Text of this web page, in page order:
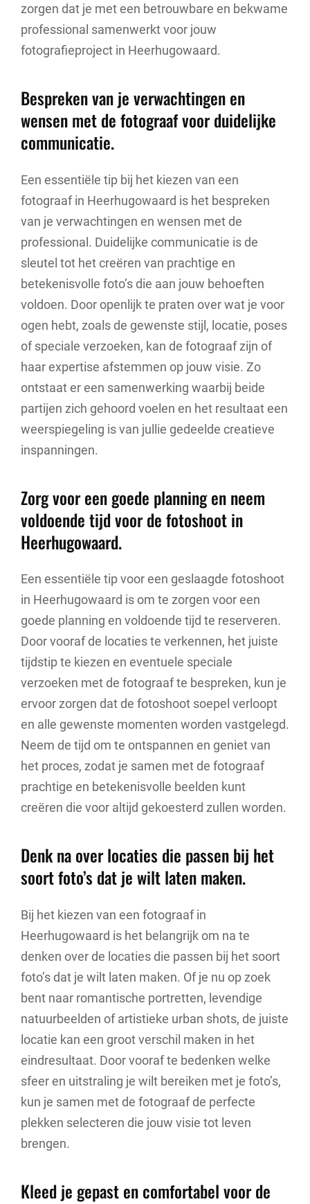
zorgen dat je met een betrouwbare en bekwame
professional samenwerkt voor jouw
fotografieproject in Heerhugowaard.
Bespreken van je verwachtingen en
wensen met de fotograaf voor duidelijke
communicatie.
Een essentiële tip bij het kiezen van een
fotograaf in Heerhugowaard is het bespreken
van je verwachtingen en wensen met de
professional. Duidelijke communicatie is de
sleutel tot het creëren van prachtige en
betekenisvolle foto’s die aan jouw behoeften
voldoen. Door openlijk te praten over wat je voor
ogen hebt, zoals de gewenste stijl, locatie, poses
of speciale verzoeken, kan de fotograaf zijn of
haar expertise afstemmen op jouw visie. Zo
ontstaat er een samenwerking waarbij beide
partijen zich gehoord voelen en het resultaat een
weerspiegeling is van jullie gedeelde creatieve
inspanningen.
Zorg voor een goede planning en neem
voldoende tijd voor de fotoshoot in
Heerhugowaard.
Een essentiële tip voor een geslaagde fotoshoot
in Heerhugowaard is om te zorgen voor een
goede planning en voldoende tijd te reserveren.
Door vooraf de locaties te verkennen, het juiste
tijdstip te kiezen en eventuele speciale
verzoeken met de fotograaf te bespreken, kun je
ervoor zorgen dat de fotoshoot soepel verloopt
en alle gewenste momenten worden vastgelegd.
Neem de tijd om te ontspannen en geniet van
het proces, zodat je samen met de fotograaf
prachtige en betekenisvolle beelden kunt
creëren die voor altijd gekoesterd zullen worden.
Denk na over locaties die passen bij het
soort foto’s dat je wilt laten maken.
Bij het kiezen van een fotograaf in
Heerhugowaard is het belangrijk om na te
denken over de locaties die passen bij het soort
foto’s dat je wilt laten maken. Of je nu op zoek
bent naar romantische portretten, levendige
natuurbeelden of artistieke urban shots, de juiste
locatie kan een groot verschil maken in het
eindresultaat. Door vooraf te bedenken welke
sfeer en uitstraling je wilt bereiken met je foto’s,
kun je samen met de fotograaf de perfecte
plekken selecteren die jouw visie tot leven
brengen.
Kleed je gepast en comfortabel voor de